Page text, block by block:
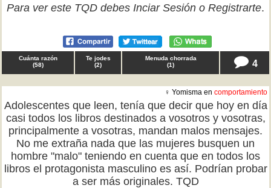
Para ver este TQD debes Inciar Sesión o Registrarte.
Cuánta razón
(58)
Te jodes
(2)
Menuda chorrada
(1) 4
♀ Yomisma en comportamiento
Adolescentes que leen, tenía que decir que hoy en día
casi todos los libros destinados a vosotros y vosotras,
principalmente a vosotras, mandan malos mensajes.
No me extraña nada que las mujeres busquen un
hombre "malo" teniendo en cuenta que en todos los
libros el protagonista masculino es así. Podrían probar
a ser más originales. TQD